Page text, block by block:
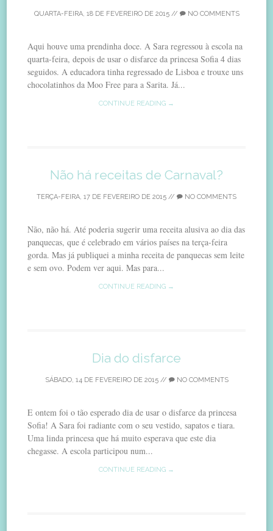
QUARTA-FEIRA, 18 DE FEVEREIRO DE 2015// NO COMMENTS
Aqui houve uma prendinha doce. A Sara regressou à escola na
quarta-feira, depois de usar o disfarce da princesa Sofia 4 dias
seguidos. A educadora tinha regressado de Lisboa e trouxe uns
chocolatinhos da Moo Free para a Sarita. Já...
CONTINUE READING →
Não há receitas de Carnaval?
TERÇA-FEIRA, 17 DE FEVEREIRO DE 2015 // NO COMMENTS
Não, não há. Até poderia sugerir uma receita alusiva ao dia das
panquecas, que é celebrado em vários países na terça-feira
gorda. Mas já publiquei a minha receita de panquecas sem leite
e sem ovo. Podem ver aqui. Mas para...
CONTINUE READING →
Dia do disfarce
SÁBADO, 14 DE FEVEREIRO DE 2015// NO COMMENTS
E ontem foi o tão esperado dia de usar o disfarce da princesa
Sofia! A Sara foi radiante com o seu vestido, sapatos e tiara.
Uma linda princesa que há muito esperava que este dia
chegasse. A escola participou num...
CONTINUE READING →